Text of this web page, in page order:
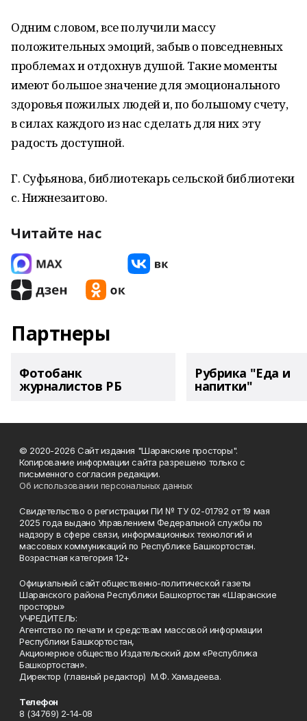
Одним словом, все получили массу
положительных эмоций, забыв о повседневных
проблемах и отдохнув душой. Такие моменты
имеют большое значение для эмоционального
здоровья пожилых людей и, по большому счету,
в силах каждого из нас сделать для них эту
радость доступной.
Г. Суфьянова, библиотекарь сельской библиотеки
с. Нижнезаитово.
Читайте нас
Партнеры
Фотобанк
журналистов РБ
Рубрика "Еда и
напитки"
© 2020-2026 Сайт издания "Шаранские просторы".
Копирование информации сайта разрешено только с
письменного согласия редакции.
Об использовании персональных данных
Свидетельство о регистрации ПИ № ТУ 02-01792 от 19 мая
2025 года выдано Управлением Федеральной службы по
надзору в сфере связи, информационных технологий и
массовых коммуникаций по Республике Башкортостан.
Возрастная категория 12+
Официальный сайт общественно-политической газеты
Шаранского района Республики Башкортостан «Шаранские
просторы»
УЧРЕДИТЕЛЬ:
Агентство по печати и средствам массовой информации
Республики Башкортостан,
Акционерное общество Издательский дом «Республика
Башкортостан».
Директор (главный редактор) М.Ф. Хамадеева.
Телефон
8 (34769) 2-14-08